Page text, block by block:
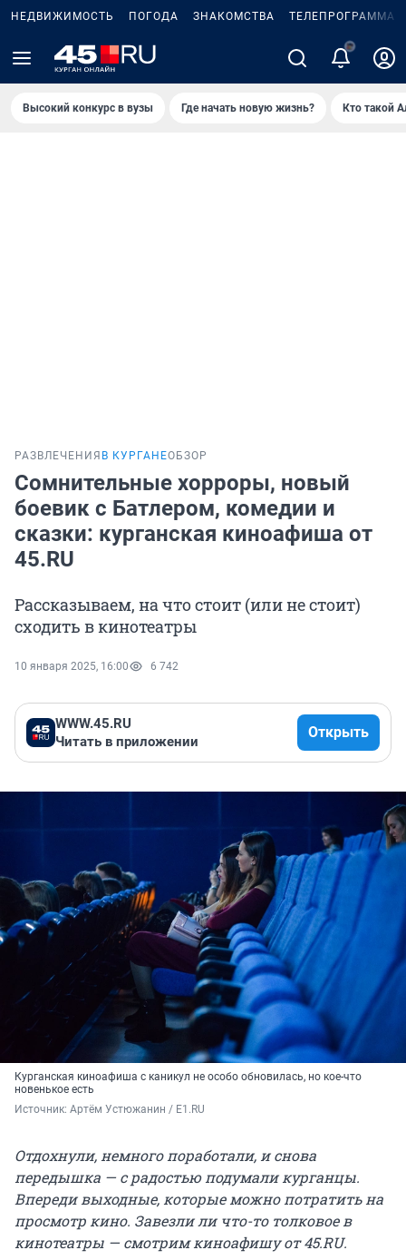
НЕДВИЖИМОСТЬ ПОГОДА ЗНАКОМСТВА ТЕЛЕПРОГРАММА
2
Высокий конкурс в вузы Где начать новую жизнь? Кто такой
РАЗВЛЕЧЕНИЯ В КУРГАНЕОБЗОР
Сомнительные хорроры, новый
боевик с Батлером, комедии и
сказки: курганская киноафиша от
45.RU
Рассказываем, на что стоит (или не стоит)
сходить в кинотеатры
10 января 2025, 16:00 6 742
WWW.45.RU
Читать в приложении
Открыть
Курганская киноафиша с каникул не особо обновилась, но кое-что
новенькое есть
Источник: Артём Устюжанин / E1.RU
Отдохнули, немного поработали, и снова
передышка — с радостью подумали курганцы.
Впереди выходные, которые можно потратить на
просмотр кино. Завезли ли что-то толковое в
кинотеатры — смотрим киноафишу от 45.RU.